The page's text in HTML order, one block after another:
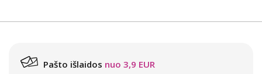
Pašto išlaidos nuo 3,9 EUR